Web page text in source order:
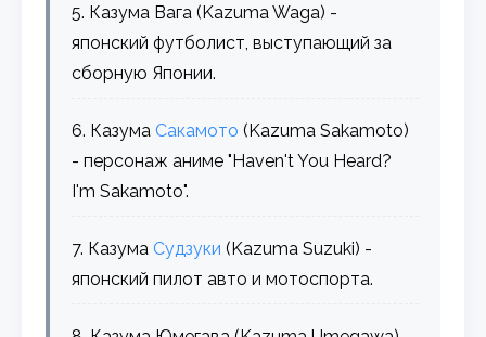
5. Казума Вага (Kazuma Waga) -
японский футболист, выступающий за
сборную Японии.
6. Казума Сакамото (Kazuma Sakamoto)
- персонаж аниме "Haven't You Heard?
I'm Sakamoto".
7. Казума Судзуки (Kazuma Suzuki) -
японский пилот авто и мотоспорта.